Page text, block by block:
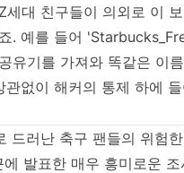
세대 친구들이 의외로 이
. 예를 들어
유기를 가져와 똑같은 이
없이 해커의 통제 하에
드러난 축구 팬들의 위험
에 발표한 매우 흥미로운